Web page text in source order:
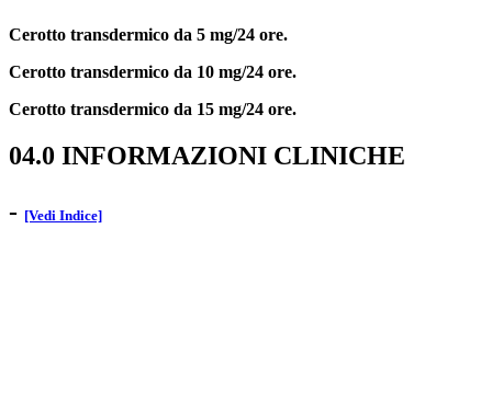
Cerotto transdermico da 5 mg/24 ore.
Cerotto transdermico da 10 mg/24 ore.
Cerotto transdermico da 15 mg/24 ore.
04.0 INFORMAZIONI CLINICHE
- [Vedi Indice]